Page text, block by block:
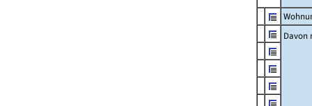
Davon